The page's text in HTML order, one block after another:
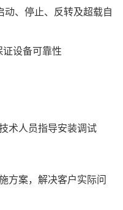
、停止、反转及超载自
设备可靠性
术人员指导安装调试
方案，解决客户实际问